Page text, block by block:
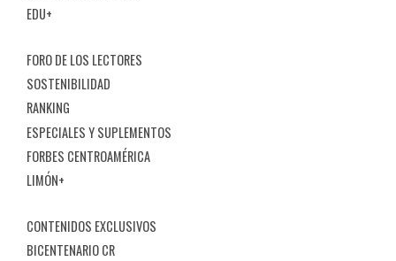
EDU+
FORO DE LOS LECTORES
SOSTENIBILIDAD
RANKING
ESPECIALES Y SUPLEMENTOS
FORBES CENTROAMÉRICA
LIMÓN+
CONTENIDOS EXCLUSIVOS
BICENTENARIO CR